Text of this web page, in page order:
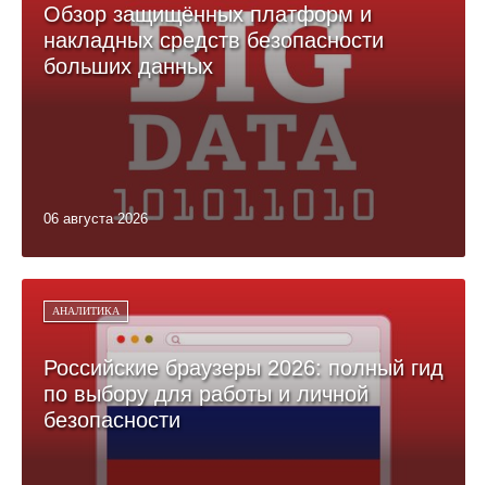
Обзор защищённых платформ и
накладных средств безопасности
больших данных
06 августа 2026
АНАЛИТИКА
Российские браузеры 2026: полный гид
по выбору для работы и личной
безопасности